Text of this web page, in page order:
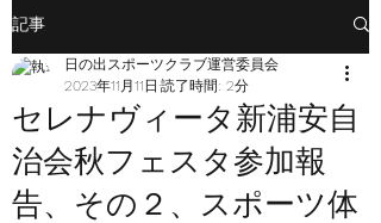
記事
セレナヴィータ新浦安自
治会秋フェスタ参加報
告、その２、スポーツ体
日の出スポーツクラブ運営委員会
2023年11月11日 読了時間: 2分